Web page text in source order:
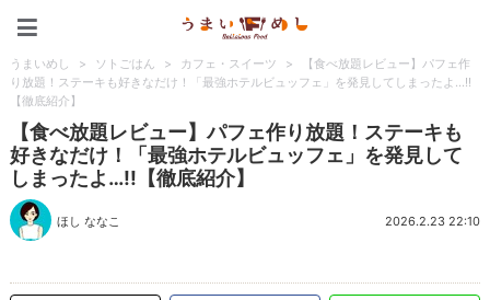
うまいめし > ソトごはん > カフェ・スイーツ >
【食べ放題レビュー】パフェ作
り放題！ステーキも好きなだけ！「最強ホテルビュッフェ」を発見してしまったよ…!!
【徹底紹介】
【食べ放題レビュー】パフェ作り放題！ステーキも
好きなだけ！「最強ホテルビュッフェ」を発見して
しまったよ…!!【徹底紹介】
ほし ななこ 2026.2.23 22:10